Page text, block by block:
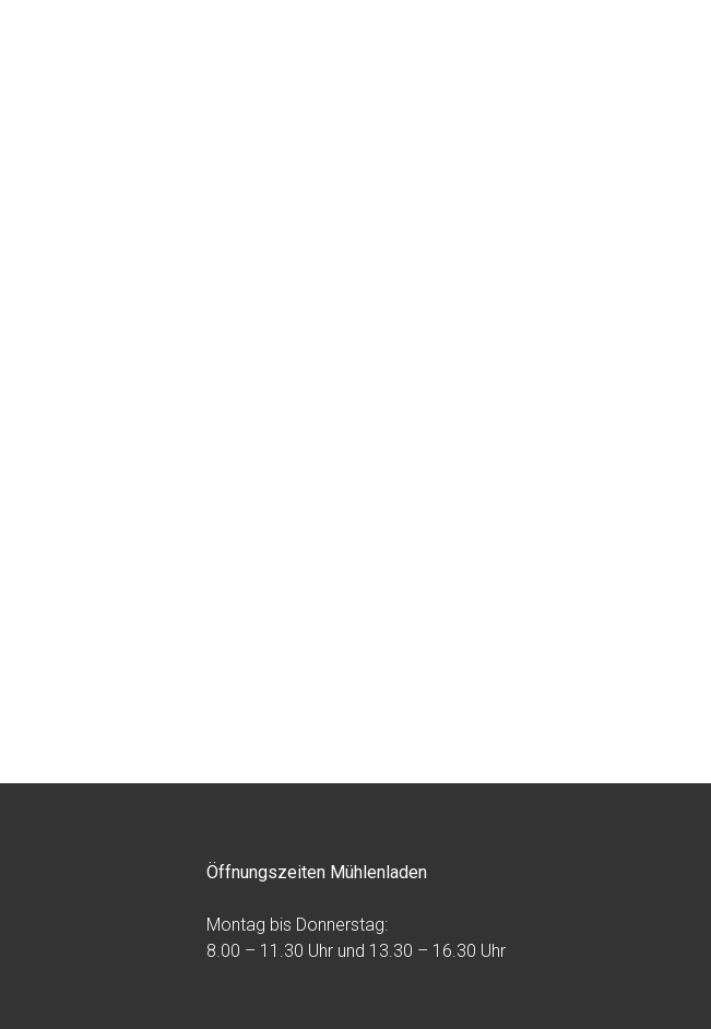
Öffnungszeiten Mühlenladen
Montag bis Donnerstag:
8.00 – 11.30 Uhr und 13.30 – 16.30 Uhr